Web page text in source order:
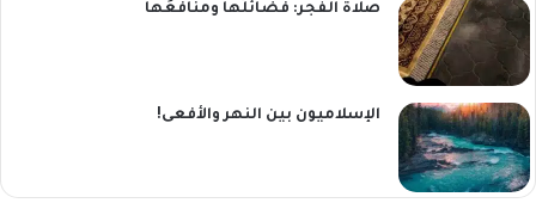
صلاة الفجر: فضائلُها ومنافعُها
الإسلاميون بين النهر والأفعى!